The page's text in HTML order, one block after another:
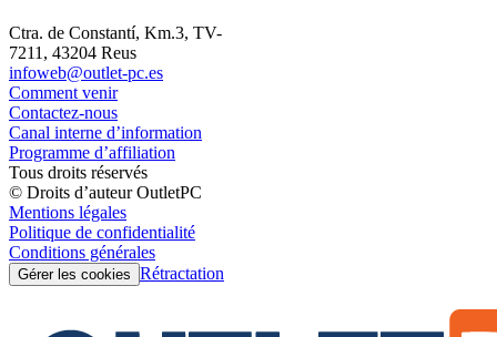
Ctra. de Constantí, Km.3, TV-
7211, 43204 Reus
infoweb@outlet-pc.es
Comment venir
Contactez-nous
Canal interne d’information
Programme d’affiliation
Tous droits réservés
© Droits d’auteur OutletPC
Mentions légales
Politique de confidentialité
Conditions générales
Gérer les cookies Rétractation